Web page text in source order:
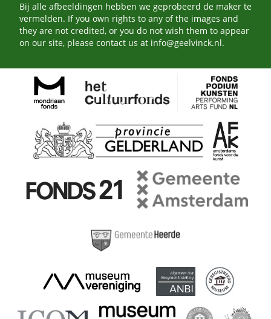
Bij alle afbeeldingen hebben we geprobeerd de maker te
vermelden. If you own rights to any of the images and
they are not credited, or you do not wish them to appear
on our site, please contact us at info@geelvinck.nl.